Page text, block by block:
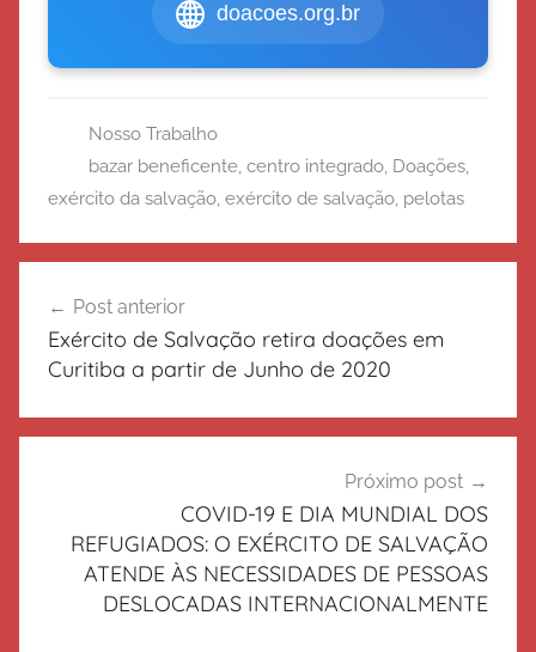
doacoes.org.br
Nosso Trabalho
bazar beneficente, centro integrado, Doações,
exército da salvação, exército de salvação, pelotas
de
Post
Post anterior
Exército de Salvação retira doações em
Curitiba a partir de Junho de 2020
Próximo post
COVID-19 E DIA MUNDIAL DOS
REFUGIADOS: O EXÉRCITO DE SALVAÇÃO
ATENDE ÀS NECESSIDADES DE PESSOAS
DESLOCADAS INTERNACIONALMENTE